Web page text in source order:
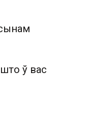
ў вас